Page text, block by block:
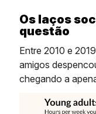
Os laços
questão
Entre 2010 e
amigos
chegando a